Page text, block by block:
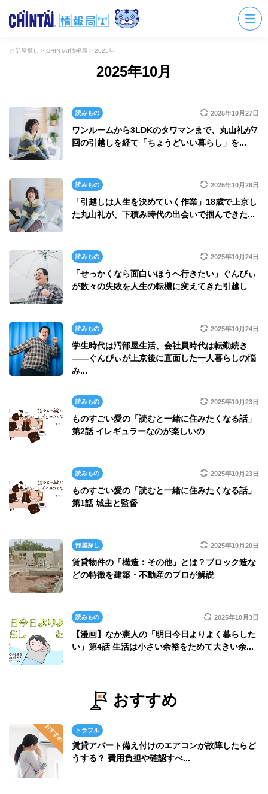
お部屋探し > CHINTAI情報局 > 2025年
2025年10月
読みもの 2025年10月27日
ワンルームから3LDKのタワマンまで、丸山礼が7
回の引越しを経て「ちょうどいい暮らし」を...
読みもの 2025年10月28日
「引越しは人生を決めていく作業」18歳で上京し
た丸山礼が、下積み時代の出会いで掴んできた...
読みもの 2025年10月24日
「せっかくなら面白いほうへ行きたい」ぐんぴぃ
が数々の失敗を人生の転機に変えてきた引越し
読みもの 2025年10月24日
学生時代は汚部屋生活、会社員時代は転勤続き
――ぐんぴぃが上京後に直面した一人暮らしの悩
み...
読みもの 2025年10月23日
ものすごい愛の「読むと一緒に住みたくなる話」
第2話 イレギュラーなのが楽しいの
読みもの 2025年10月23日
ものすごい愛の「読むと一緒に住みたくなる話」
第1話 城主と監督
部屋探し 2025年10月20日
賃貸物件の「構造：その他」とは？ブロック造な
どの特徴を建築・不動産のプロが解説
読みもの 2025年10月3日
【漫画】なか憲人の「明日今日よりよく暮らした
い」第4話 生活は小さい余裕をためて大きい余...
おすすめ
トラブル
賃貸アパート備え付けのエアコンが故障したらど
うする？ 費用負担や確認すべ...